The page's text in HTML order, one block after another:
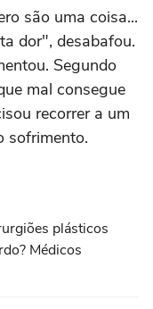
são uma coisa...
dor", desabafou.
Segundo
mal consegue
recorrer a um
sofrimento.
plásticos
Médicos